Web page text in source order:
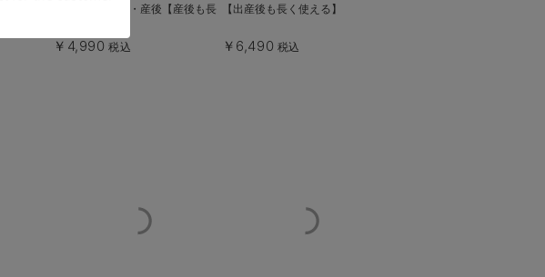
ト マタニティ・産後【産後も長
￥4,990 税込
【出産後も長く使える】
￥6,490 税込